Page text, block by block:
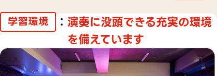
学習環境 ： 演奏に没頭できる充実の環境
を備えています